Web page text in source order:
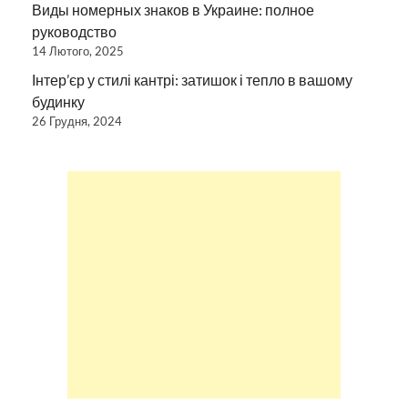
Виды номерных знаков в Украине: полное
руководство
14 Лютого, 2025
Інтер’єр у стилі кантрі: затишок і тепло в вашому
будинку
26 Грудня, 2024